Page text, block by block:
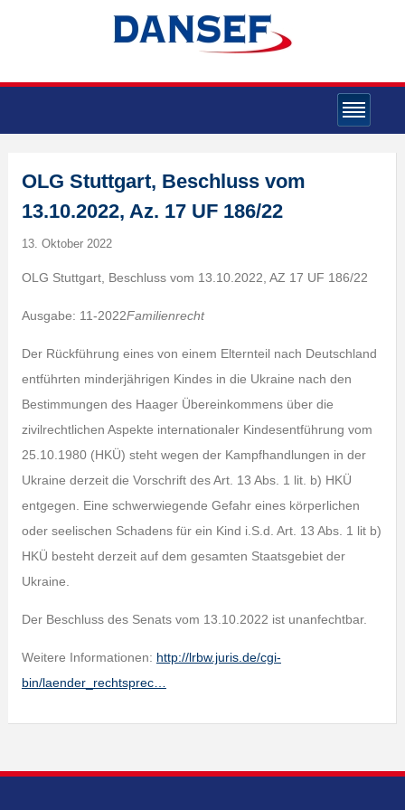
OLG Stuttgart, Beschluss vom
13.10.2022, Az. 17 UF 186/22
13. Oktober 2022
OLG Stuttgart, Beschluss vom 13.10.2022, AZ 17 UF 186/22
Ausgabe: 11-2022Familienrecht
Der Rückführung eines von einem Elternteil nach Deutschland
entführten minderjährigen Kindes in die Ukraine nach den
Bestimmungen des Haager Übereinkommens über die
zivilrechtlichen Aspekte internationaler Kindesentführung vom
25.10.1980 (HKÜ) steht wegen der Kampfhandlungen in der
Ukraine derzeit die Vorschrift des Art. 13 Abs. 1 lit. b) HKÜ
entgegen. Eine schwerwiegende Gefahr eines körperlichen
oder seelischen Schadens für ein Kind i.S.d. Art. 13 Abs. 1 lit b)
HKÜ besteht derzeit auf dem gesamten Staatsgebiet der
Ukraine.
Der Beschluss des Senats vom 13.10.2022 ist unanfechtbar.
Weitere Informationen: http://lrbw.juris.de/cgi-
bin/laender_rechtsprec…